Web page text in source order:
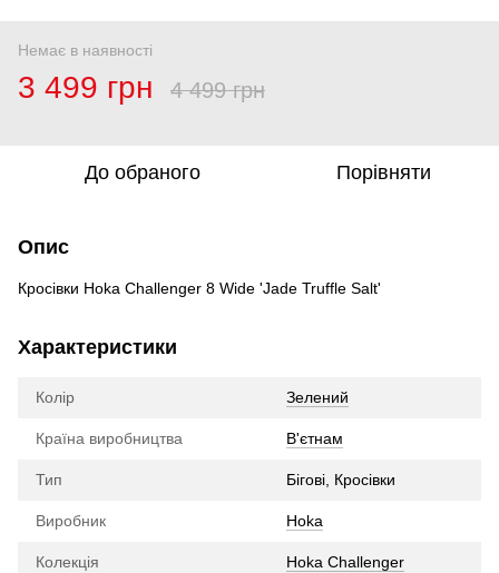
Немає в наявності
3 499 грн 4 499 грн
До обраного Порівняти
Опис
Кросівки Hoka Challenger 8 Wide 'Jade Truffle Salt'
Характеристики
Колір Зелений
Країна виробництва В'єтнам
Тип Бігові, Кросівки
Виробник Hoka
Колекція Hoka Challenger